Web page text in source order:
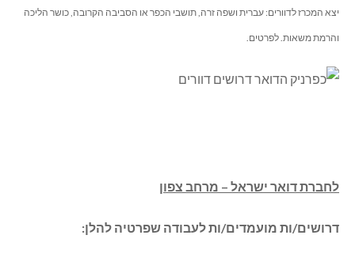
יצא המכרז לדוורים: עברית ושפה זרה, תושבי הכפר או הסביבה הקרובה, כושר הליכה
והרמת משאות. לפרטים.
לחברת דואר ישראל – מרחב צפון
דרושים/ות מועמדים/ות לעבודה שפרטיה להלן: